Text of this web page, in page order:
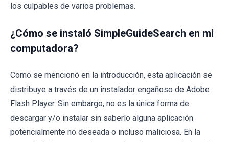
los culpables de varios problemas.
¿Cómo se instaló SimpleGuideSearch en mi
computadora?
Como se mencionó en la introducción, esta aplicación se
distribuye a través de un instalador engañoso de Adobe
Flash Player. Sin embargo, no es la única forma de
descargar y/o instalar sin saberlo alguna aplicación
potencialmente no deseada o incluso maliciosa. En la